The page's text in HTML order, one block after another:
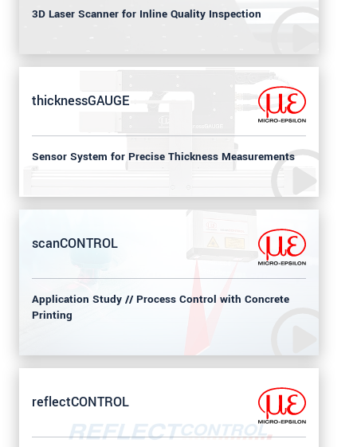
3D Laser Scanner for Inline Quality Inspection
thicknessGAUGE
Sensor System for Precise Thickness Measurements
scanCONTROL
Application Study // Process Control with Concrete
Printing
reflectCONTROL